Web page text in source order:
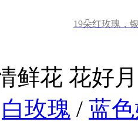
19朵红玫瑰，
鲜花 花好
白玫瑰 / 蓝